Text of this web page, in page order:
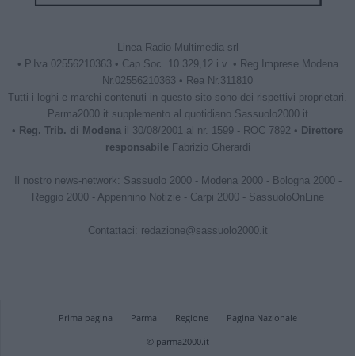
Linea Radio Multimedia srl
• P.Iva 02556210363 • Cap.Soc. 10.329,12 i.v. • Reg.Imprese Modena
Nr.02556210363 • Rea Nr.311810
Tutti i loghi e marchi contenuti in questo sito sono dei rispettivi proprietari.
Parma2000.it supplemento al quotidiano Sassuolo2000.it
• Reg. Trib. di Modena il 30/08/2001 al nr. 1599 - ROC 7892 • Direttore
responsabileFabrizio Gherardi
Il nostro news-network: Sassuolo 2000- Modena 2000- Bologna 2000-
Reggio 2000- Appennino Notizie - Carpi 2000- SassuoloOnLine
Contattaci: redazione@sassuolo2000.it
Prima pagina Parma Regione
Pagina Nazionale
© parma2000.it